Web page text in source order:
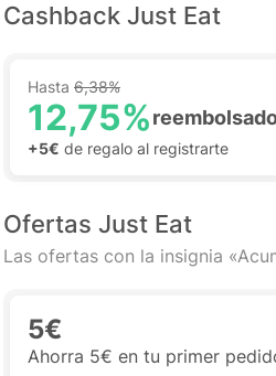
Cashback Just Eat
Hasta 6,38%
12,75%
+5€ de regalo al registrarte
Ofertas Just Eat
Las ofertas con la insignia
5€
Ahorra 5€ en tu primer